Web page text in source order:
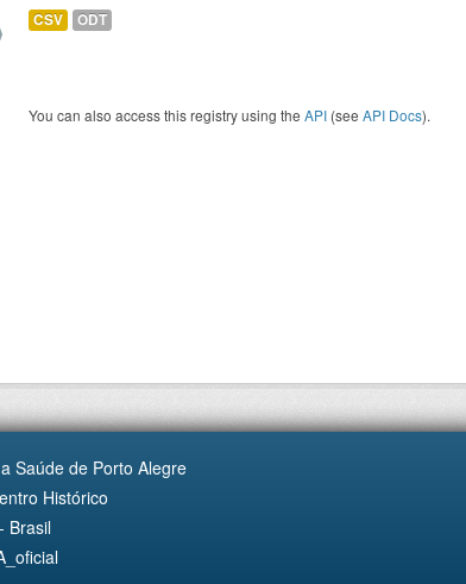
CSV ODT
You can also access this registry using the API (see API Docs).
Saúde de Porto Alegre
Histórico
Brasil